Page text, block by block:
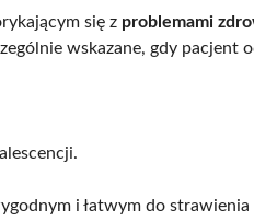
się z problemami
wskazane, gdy pacjent
i łatwym do strawienia